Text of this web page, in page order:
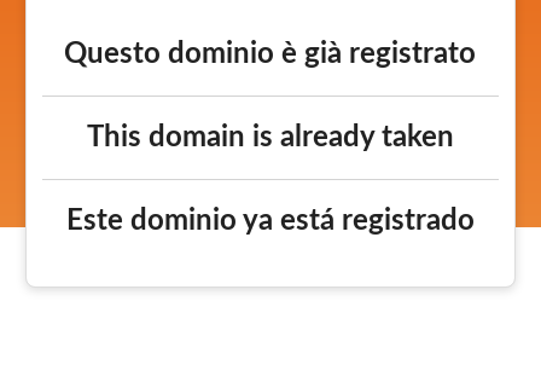
Questo dominio è già registrato
This domain is already taken
Este dominio ya está registrado